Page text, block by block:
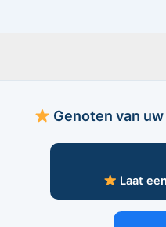
Genoten van
Laat